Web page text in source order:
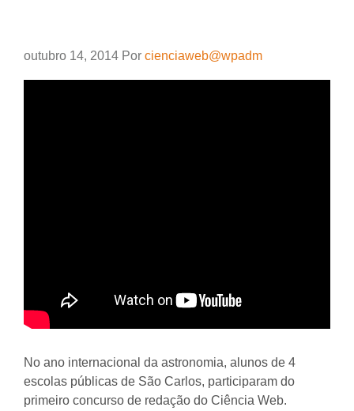
outubro 14, 2014 Por cienciaweb@wpadm
No ano internacional da astronomia, alunos de 4
escolas públicas de São Carlos, participaram do
primeiro concurso de redação do Ciência Web.